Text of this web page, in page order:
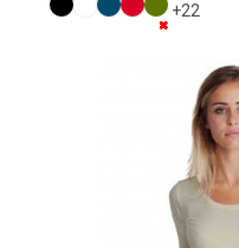
✖
✖
✖
✖
✖
✖
✖
✖
✖
✖
+22